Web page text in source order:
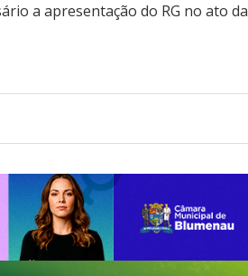
a apresentação do RG no ato da